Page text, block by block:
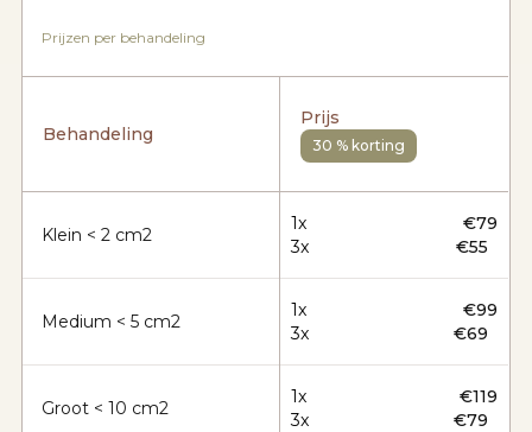
Prijzen per behandeling
Behandeling
Prijs
30 % korting
Klein < 2 cm2
1x
€79
3x
€55
Medium < 5 cm2
1x
€99
3x
€69
Groot < 10 cm2
1x
€119
3x
€79